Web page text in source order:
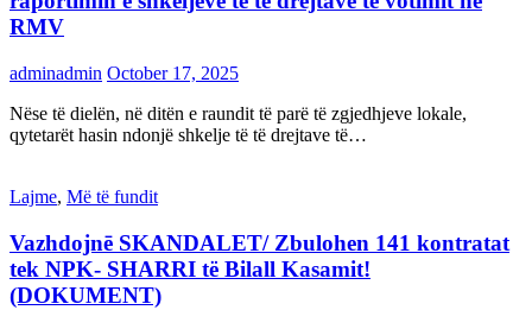
RMV
adminadmin October 17, 2025
Nëse të dielën, në ditën e raundit të parë të zgjedhjeve lokale,
qytetarët hasin ndonjë shkelje të të drejtave të…
Lajme, Më të fundit
Vazhdojnē SKANDALET/ Zbulohen 141 kontratat
tek NPK- SHARRI të Bilall Kasamit!
(DOKUMENT)